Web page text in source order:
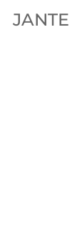
JANTE